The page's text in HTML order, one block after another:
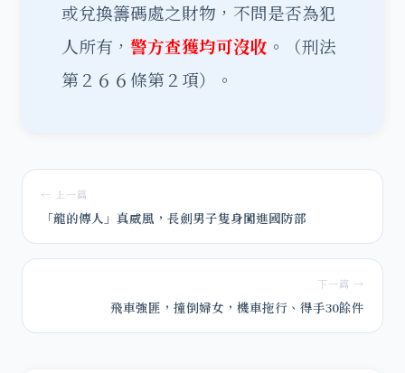
或兌換籌碼處之財物，不問是否為犯
人所有， 警方查獲均可沒收 。（刑法
第２６６條第２項）。
← 上一篇
「龍的傳人」真威風，長劍男子隻身闖進國防部
下一篇 →
飛車強匪，撞倒婦女，機車拖行、得手30餘件